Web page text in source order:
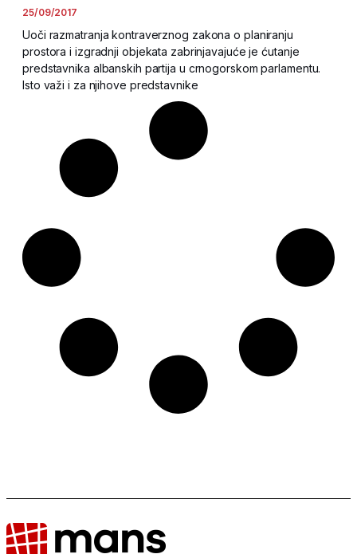
25/09/2017
Uoči razmatranja kontraverznog zakona o planiranju
prostora i izgradnji objekata zabrinjavajuće je ćutanje
predstavnika albanskih partija u crnogorskom parlamentu.
Isto važi i za njihove predstavnike